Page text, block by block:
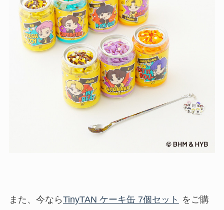
また、今ならTinyTAN ケーキ缶 7個セット をご購